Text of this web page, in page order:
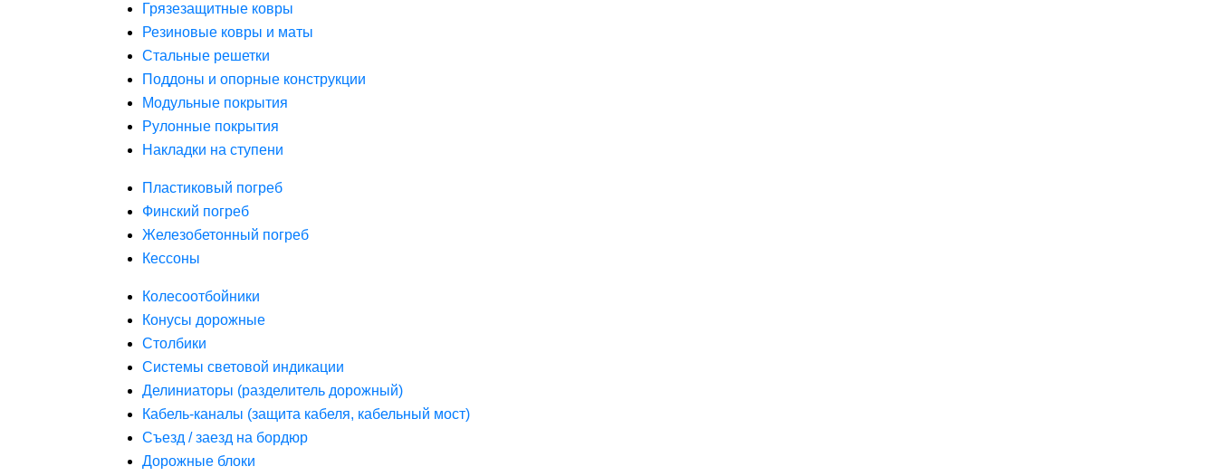
Грязезащитные ковры
Резиновые ковры и маты
Стальные решетки
Поддоны и опорные конструкции
Модульные покрытия
Рулонные покрытия
Накладки на ступени
Пластиковый погреб
Финский погреб
Железобетонный погреб
Кессоны
Колесоотбойники
Конусы дорожные
Столбики
Системы световой индикации
Делиниаторы (разделитель дорожный)
Кабель-каналы (защита кабеля, кабельный мост)
Съезд / заезд на бордюр
Дорожные блоки